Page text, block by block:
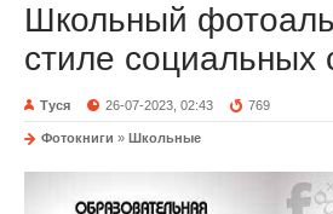
Школьный
стиле социальных
Туся 26-07-2023, 02:43 769
Фотокниги » Школьные